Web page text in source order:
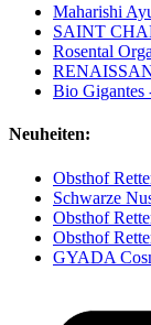
Maharishi
SAINT
Rosental
Bio Gigantes
Neuheiten:
Obsthof
Schwarze
Obsthof
Obsthof
GYADA